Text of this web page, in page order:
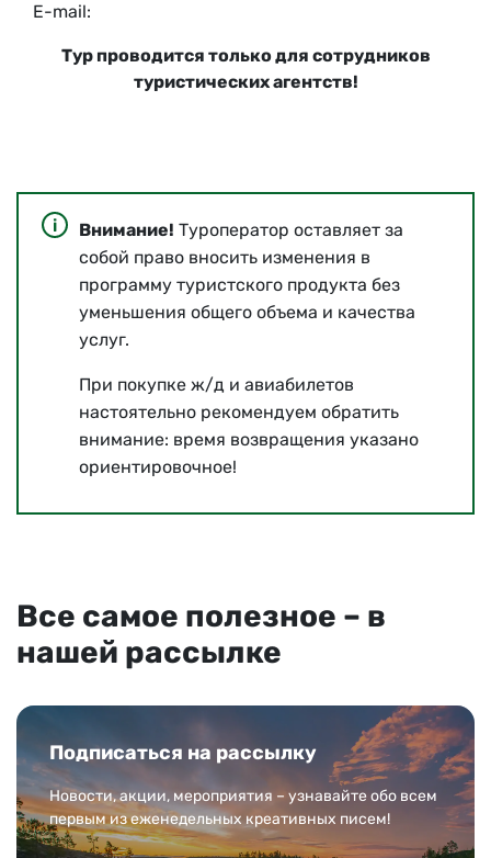
E-mail:
Тур проводится только для сотрудников
туристических агентств!
Внимание! Туроператор оставляет за
собой право вносить изменения в
программу туристского продукта без
уменьшения общего объема и качества
услуг.
При покупке ж/д и авиабилетов
настоятельно рекомендуем обратить
внимание: время возвращения указано
ориентировочное!
Все самое полезное – в
нашей рассылке
Подписаться на рассылку
Новости, акции, мероприятия – узнавайте обо всем
первым из еженедельных креативных писем!